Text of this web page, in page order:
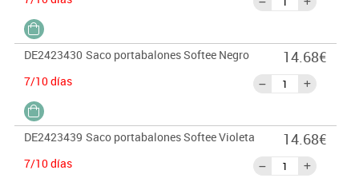
DE2423430 Saco portabalones Softee Negro
7/10 días
14.68€
DE2423439 Saco portabalones Softee Violeta
7/10 días
14.68€